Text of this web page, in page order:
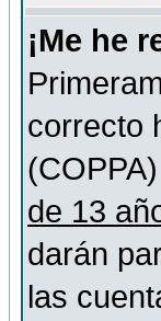
¡Me he
correcto
de 13
darán
las